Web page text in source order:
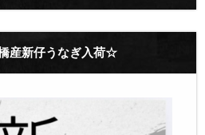
産新仔うなぎ入荷☆